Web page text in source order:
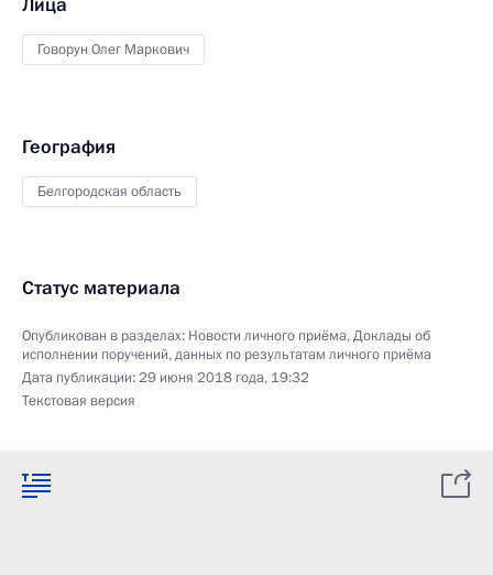
Говорун Олег Маркович
География
Белгородская область
Статус материала
Опубликован в разделах: Новости личного приёма,Доклады об
исполнении поручений, данных по результатам личного приёма
Дата публикации:29 июня 2018 года, 19:32
Текстовая версия